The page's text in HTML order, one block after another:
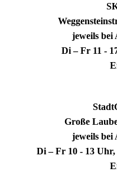
jeweils bei
Di – Fr 11 -
Große
jeweils bei
Di – Fr 10 - 13 Uhr,